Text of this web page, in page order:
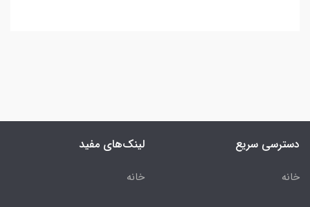
دسترسی سریع
خانه
لینک‌های مفید
خانه